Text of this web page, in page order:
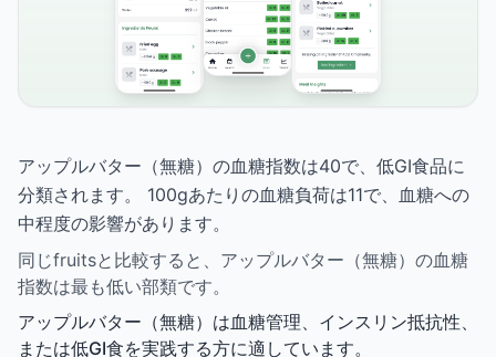
アップルバター（無糖）の血糖指数は40で、低GI食品に
分類されます。 100gあたりの血糖負荷は11で、血糖への
中程度の影響があります。
同じfruitsと比較すると、アップルバター（無糖）の血糖
指数は最も低い部類です。
アップルバター（無糖）は血糖管理、インスリン抵抗性、
または低GI食を実践する方に適しています。